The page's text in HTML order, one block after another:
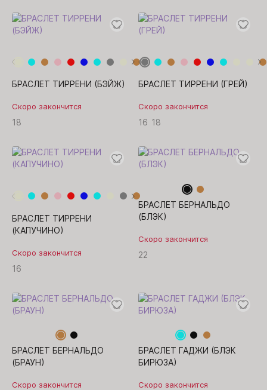
БРАСЛЕТ ТИРРЕНИ (БЭЙЖ)
Скоро закончится
18
БРАСЛЕТ ТИРРЕНИ (ГРЕЙ)
Скоро закончится
16 18
БРАСЛЕТ ТИРРЕНИ
(КАПУЧИНО)
Скоро закончится
16
БРАСЛЕТ БЕРНАЛЬДО
(БЛЭК)
Скоро закончится
22
БРАСЛЕТ БЕРНАЛЬДО
(БРАУН)
Скоро закончится
БРАСЛЕТ ГАДЖИ (БЛЭК
БИРЮЗА)
Скоро закончится